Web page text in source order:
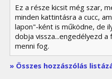
Ez a része kicsit még szar,
minden kattintásra a cucc,
lapon"-ként is működne, de
dobja vissza...engedélyezd
menni fog.
» Összes hozzászólás